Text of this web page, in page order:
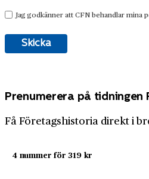
Prenumerera på tidningen
Få Företagshistoria direkt i
4 nummer för 319 kr